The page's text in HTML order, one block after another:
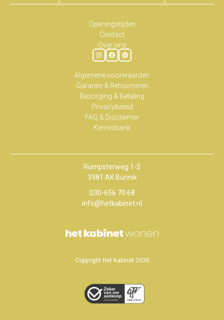
Openingstijden
Contact
Over ons
Algemene voorwaarden
Garantie & Retourneren
Bezorging & Betaling
Privacybeleid
FAQ & Disclaimer
Kennisbank
Rumpsterweg 1-5
3981 AK Bunnik
030-656 70 68
info@hetkabinet.nl
Copyright Het Kabinet 2026